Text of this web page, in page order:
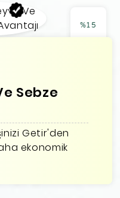
%15
Sebze
Getir'den
ekonomik